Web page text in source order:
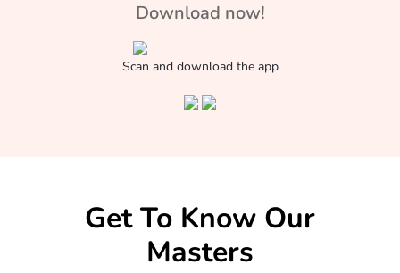
Download now!
Scan and download the app
Get To Know Our
Masters